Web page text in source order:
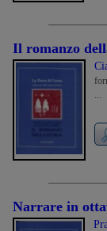
Il romanzo
...
Narrare in